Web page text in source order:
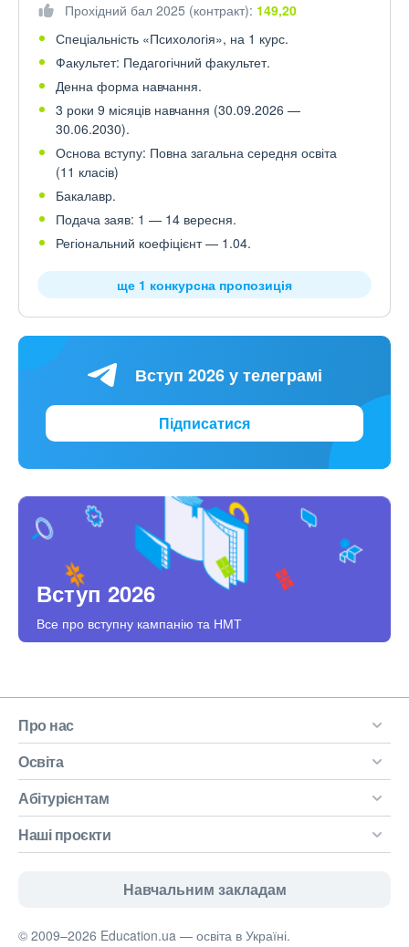
Прохідний бал 2025 (контракт): 149,20
Спеціальність «Психологія», на 1 курс.
Факультет: Педагогічний факультет.
Денна форма навчання.
3 роки 9 місяців навчання (30.09.2026 —
30.06.2030).
Основа вступу: Повна загальна середня освіта
(11 класів)
Бакалавр.
Подача заяв: 1 — 14 вересня.
Регіональний коефіцієнт — 1.04.
ще 1 конкурсна пропозиція
Вступ 2026 у телеграмі
Підписатися
Вступ 2026
Все про вступну кампанію та НМТ
Про нас
Освіта
Абітурієнтам
Наші проєкти
Навчальним закладам
© 2009–2026 Education.ua — освіта в Україні.